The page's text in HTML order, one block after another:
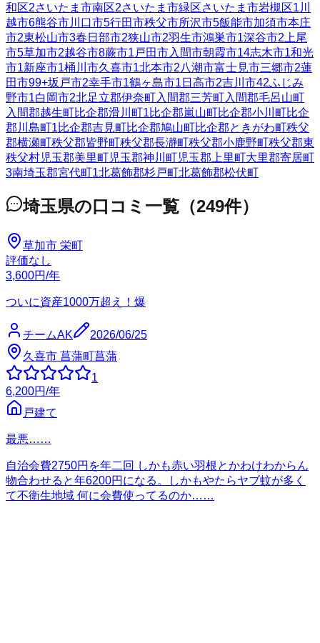
和区2さいたま市南区2さいたま市緑区さいたま市岩槻区1 川
越市6熊谷市川口市5行田市秩父市所沢市5飯能市加須市本庄
市2東松山市3春日部市2狭山市2羽生市鴻巣市1深谷市2 上尾
市5草加市2越谷市8蕨市1 戸田市入間市朝霞市14志木市1和光
市1新座市1桶川市久喜市1北本市2八潮市富士見市三郷市2蓮
田市99+坂戸市2幸手市1鶴ヶ島市1 日高市2吉川市42ふじみ
野市1白岡市2北足立郡伊奈町入間郡三芳町入間郡毛呂山町
入間郡越生町比企郡滑川町1比企郡嵐山町比企郡小川町比企
郡川島町1比企郡吉見町比企郡鳩山町比企郡ときがわ町秩父
郡横瀬町秩父郡皆野町秩父郡長瀞町秩父郡小鹿野町秩父郡東
秩父村児玉郡美里町児玉郡神川町児玉郡上里町大里郡寄居町
3南埼玉郡宮代町1北葛飾郡杉戸町北葛飾郡松伏町
埼玉県の口コミ一覧 （249件）
草加市 栄町
評価なし
3,600円/年
ついに資産1000万超え！爆
チームAK
2026/06/25
久喜市 菖蒲町菖蒲
1
6,200円/年
戸建て
最悪……
自治会費2750円を年二回 しかも赤い羽根とかわけわからん
物合わせると年6200円になる。しかもやたらヤブ蚊が多く
て不衛生地域 何に会費使ってるのか……